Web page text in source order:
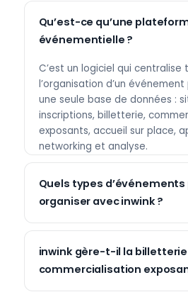
Qu’est-ce qu’une
événementielle ?
C’est un logiciel qui centralise
l’organisation d’un
une seule base de données :
inscriptions, billetterie,
exposants, accueil sur place,
networking et analyse.
Quels types
organiser avec inwink ?
inwink gère-t-il la
commercialisation